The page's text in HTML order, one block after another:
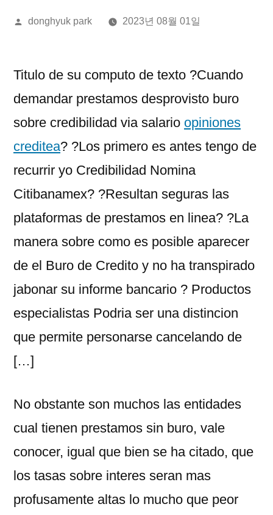
올
donghyuk park 2023년 08월 01일
Titulo de su computo de texto ?Cuando
demandar prestamos desprovisto buro
sobre credibilidad via salario opiniones
creditea? ?Los primero es antes tengo de
recurrir yo Credibilidad Nomina
Citibanamex? ?Resultan seguras las
plataformas de prestamos en linea? ?La
manera sobre como es posible aparecer
de el Buro de Credito y no ha transpirado
jabonar su informe bancario ? Productos
especialistas Podria ser una distincion
que permite personarse cancelando de
[…]
No obstante son muchos las entidades
cual tienen prestamos sin buro, vale
conocer, igual que bien se ha citado, que
los tasas sobre interes seran mas
profusamente altas lo mucho que peor